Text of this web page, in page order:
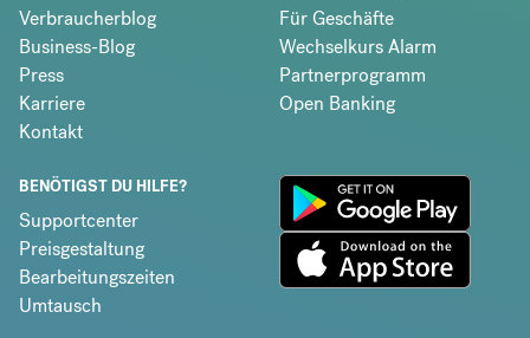
Verbraucherblog
Business-Blog
Press
Karriere
Kontakt
Für Geschäfte
Wechselkurs Alarm
Partnerprogramm
Open Banking
BENÖTIGST DU HILFE?
Supportcenter
Preisgestaltung
Bearbeitungszeiten
Umtausch